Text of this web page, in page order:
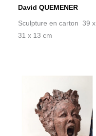
David QUEMENER
Sculpture en carton 39 x
31 x 13 cm